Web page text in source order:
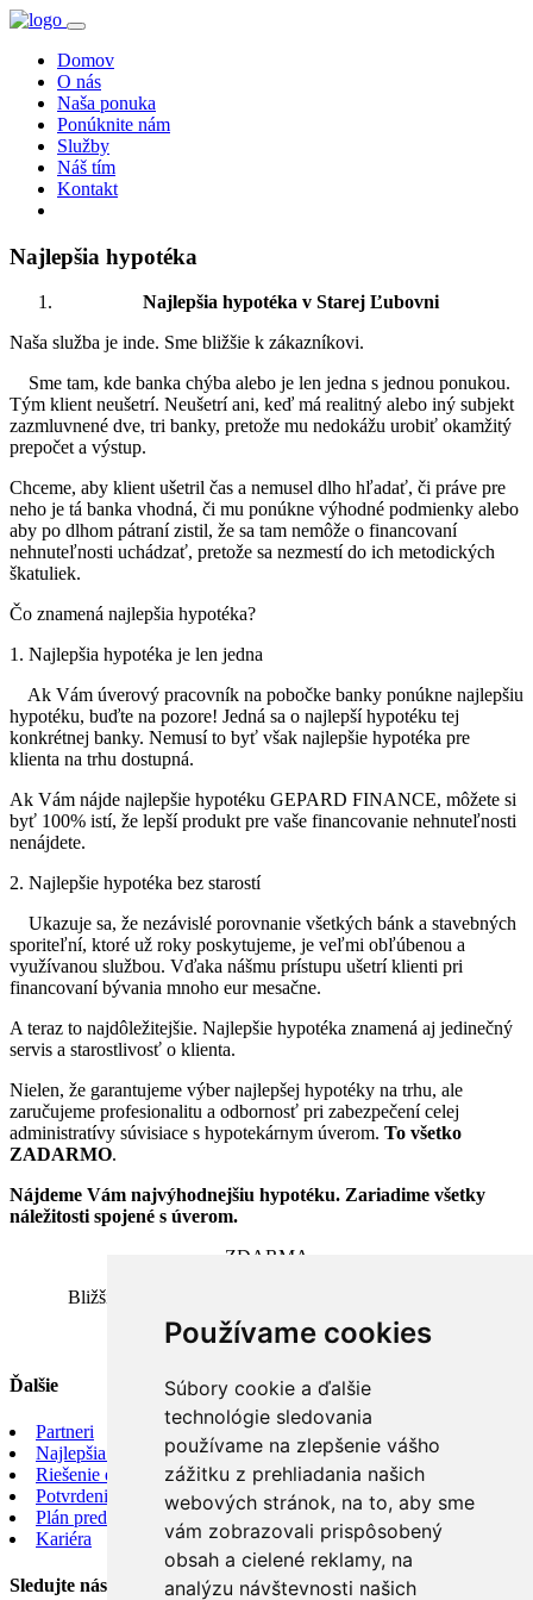
Používame cookies
Súbory cookie a ďalšie
technológie sledovania
používame na zlepšenie vášho
zážitku z prehliadania našich
webových stránok, na to, aby sme
vám zobrazovali prispôsobený
obsah a cielené reklamy, na
analýzu návštevnosti našich
Domov
O nás
Naša ponuka
Ponúknite nám
Služby
Náš tím
Kontakt
Najlepšia hypotéka
Najlepšia hypotéka v Starej Ľubovni
Naša služba je inde. Sme bližšie k zákazníkovi.
Sme tam, kde banka chýba alebo je len jedna s jednou ponukou.
Tým klient neušetrí. Neušetrí ani, keď má realitný alebo iný subjekt
zazmluvnené dve, tri banky, pretože mu nedokážu urobiť okamžitý
prepočet a výstup.
Chceme, aby klient ušetril čas a nemusel dlho hľadať, či práve pre
neho je tá banka vhodná, či mu ponúkne výhodné podmienky alebo
aby po dlhom pátraní zistil, že sa tam nemôže o financovaní
nehnuteľnosti uchádzať, pretože sa nezmestí do ich metodických
škatuliek.
Čo znamená najlepšia hypotéka?
1. Najlepšia hypotéka je len jedna
Ak Vám úverový pracovník na pobočke banky ponúkne najlepšiu
hypotéku, buďte na pozore! Jedná sa o najlepší hypotéku tej
konkrétnej banky. Nemusí to byť však najlepšie hypotéka pre
klienta na trhu dostupná.
Ak Vám nájde najlepšie hypotéku GEPARD FINANCE, môžete si
byť 100% istí, že lepší produkt pre vaše financovanie nehnuteľnosti
nenájdete.
2. Najlepšie hypotéka bez starostí
Ukazuje sa, že nezávislé porovnanie všetkých bánk a stavebných
sporiteľní, ktoré už roky poskytujeme, je veľmi obľúbenou a
využívanou službou. Vďaka nášmu prístupu ušetrí klienti pri
financovaní bývania mnoho eur mesačne.
A teraz to najdôležitejšie. Najlepšie hypotéka znamená aj jedinečný
servis a starostlivosť o klienta.
Nielen, že garantujeme výber najlepšej hypotéky na trhu, ale
zaručujeme profesionalitu a odbornosť pri zabezpečení celej
administratívy súvisiace s hypotekárnym úverom. To všetko
ZADARMO.
Nájdeme Vám najvýhodnejšiu hypotéku. Zariadime všetky
náležitosti spojené s úverom.
ZDARMA
Bližšie informácie v realitnej kancelárii MAXXIMA,
Levočská 2/A, 064 01 Stará Ľubovňa
Ďalšie
Partneri
Najlepšia hypotéka
Riešenie exekúcii
Potvrdenie o trhovej cene nehnuteľnosti
Plán predaja
Kariéra
Sledujte nás